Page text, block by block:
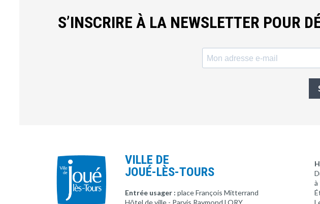
S’INSCRIRE À LA NEWSLETTER POUR
VILLE DE
JOUÉ-LÈS-TOURS
Entrée usager : place François Mitterrand
Hôtel de ville - Parvis Raymond LORY
à